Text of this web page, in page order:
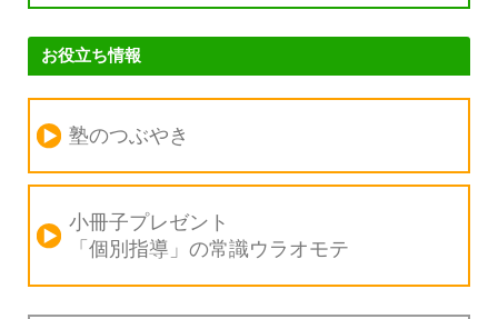
お役立ち情報
塾のつぶやき
小冊子プレゼント
「個別指導」の常識ウラオモテ